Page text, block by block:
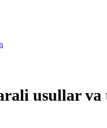
usullar va